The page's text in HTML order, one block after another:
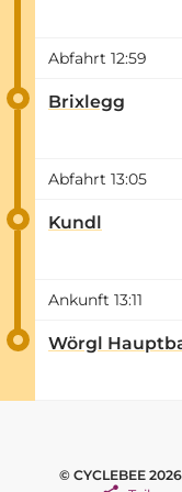
Abfahrt 12:59
Brixlegg
Abfahrt 13:05
Kundl
Ankunft 13:11
Wörgl
© CYCLEBEE